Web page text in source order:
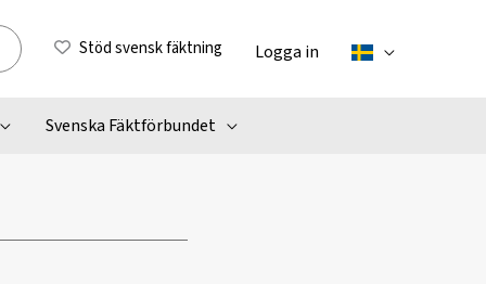
Stöd svensk fäktning Logga in
Svenska Fäktförbundet